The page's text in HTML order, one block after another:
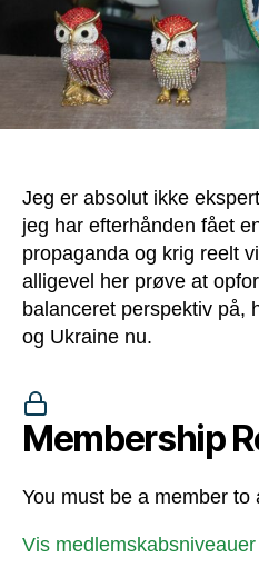
Jeg er absolut ikke
jeg har efterhånden fået
propaganda og krig reelt
alligevel her prøve at
balanceret perspektiv på,
og Ukraine nu.
Membership
You must be a member to
Vis medlemskabsniveauer